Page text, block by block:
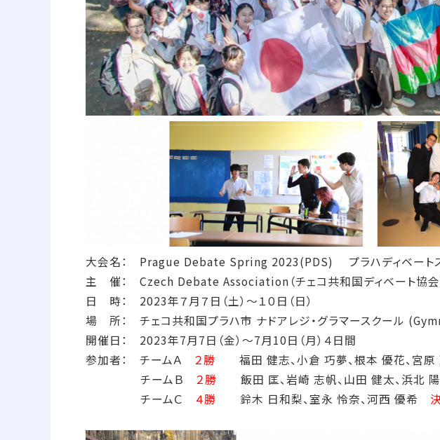
大会名： Prague Debate Spring 2023(PDS) プラハディベート
主 催： Czech Debate Association（チェコ共和国ディベート協会
日 時： 2023年７月７日（土）～１０日（日）
場 所： チェコ共和国プラハ市 ナドアレジ・グラマースクール
開催日： 2023年7月7日（金）～7月10日（月）４日間
参加者： チームＡ ２勝
福田 健志、小倉 巧夢、根本 優花、宮
チームＢ ２勝 飯田 匡、岩崎 志帆、山田 健太、浜北
チームＣ ４勝 鈴木 日和梨、室永 怜奈、河西 優希